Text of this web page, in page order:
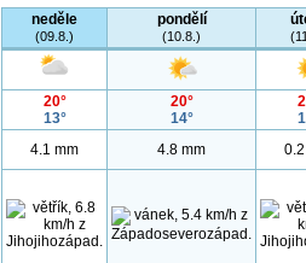
neděle
(09.8.)
pondělí
(10.8.)
20°
13°
20°
14°
4.1 mm
4.8 mm